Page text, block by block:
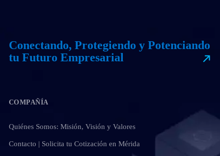
Conectando, Protegiendo y Potenciando
tu Futuro Empresarial
COMPAÑÍA
Quiénes Somos: Misión, Visión y Valores
Contacto | Solicita tu Cotización en Mérida